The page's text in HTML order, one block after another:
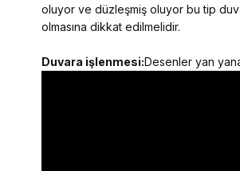
oluyor ve düzleşmiş oluyor bu tip
olmasına dikkat edilmelidir.
Duvara işlenmesi:Desenler yan yana